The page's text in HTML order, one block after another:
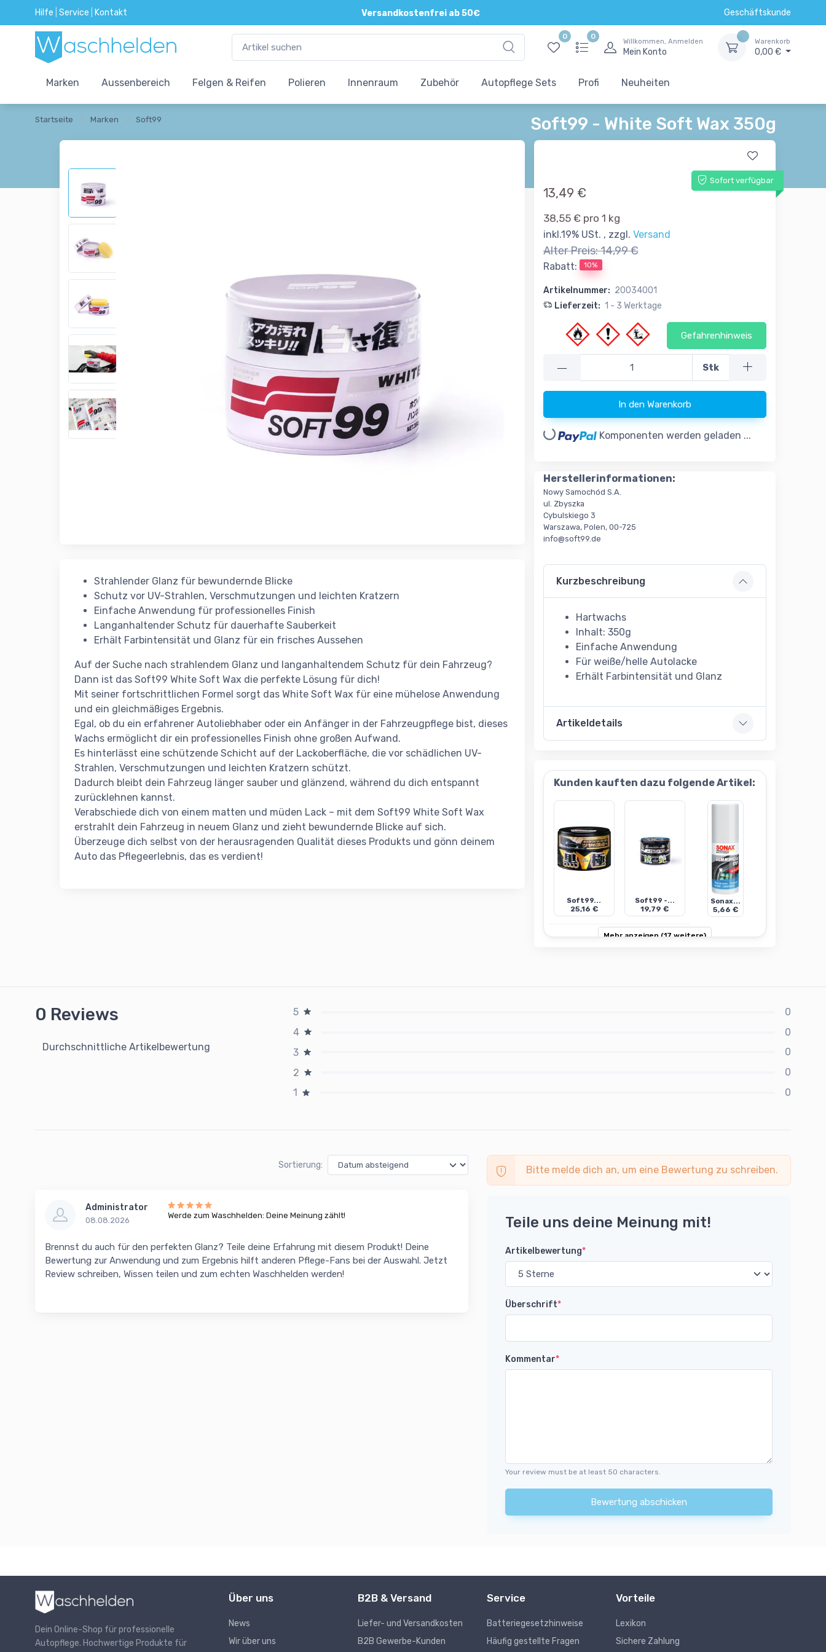
Hilfe Service Kontakt Versandkostenfrei ab 50€ Geschäftskunde
0 0
Willkommen, Anmelden
Mein Konto
Warenkorb
0,00 €
Marken Aussenbereich Felgen & Reifen Polieren Innenraum Zubehör Autopflege Sets Profi Neuheiten
Startseite Marken Soft99 Soft99 - White Soft Wax 350g
Strahlender Glanz für bewundernde Blicke
Schutz vor UV-Strahlen, Verschmutzungen und leichten Kratzern
Einfache Anwendung für professionelles Finish
Langanhaltender Schutz für dauerhafte Sauberkeit
Erhält Farbintensität und Glanz für ein frisches Aussehen
Auf der Suche nach strahlendem Glanz und langanhaltendem Schutz für dein Fahrzeug?
Dann ist das Soft99 White Soft Wax die perfekte Lösung für dich!
Mit seiner fortschrittlichen Formel sorgt das White Soft Wax für eine mühelose Anwendung
und ein gleichmäßiges Ergebnis.
Egal, ob du ein erfahrener Autoliebhaber oder ein Anfänger in der Fahrzeugpflege bist, dieses
Wachs ermöglicht dir ein professionelles Finish ohne großen Aufwand.
Es hinterlässt eine schützende Schicht auf der Lackoberfläche, die vor schädlichen UV-
Strahlen, Verschmutzungen und leichten Kratzern schützt.
Dadurch bleibt dein Fahrzeug länger sauber und glänzend, während du dich entspannt
zurücklehnen kannst.
Verabschiede dich von einem matten und müden Lack – mit dem Soft99 White Soft Wax
erstrahlt dein Fahrzeug in neuem Glanz und zieht bewundernde Blicke auf sich.
Überzeuge dich selbst von der herausragenden Qualität dieses Produkts und gönn deinem
Auto das Pflegeerlebnis, das es verdient!
Sofort verfügbar
13,49 €
38,55 € pro 1 kg
inkl.19% USt. , zzgl. Versand
Alter Preis:14,99 €
Rabatt: 10%
Artikelnummer: 20034001
Lieferzeit: 1 - 3 Werktage
Gefahrenhinweis
— Stk
In den Warenkorb
Loading... Komponenten werden geladen ...
Herstellerinformationen:
Nowy Samochód S.A.
ul. Zbyszka
Cybulskiego 3
Warszawa, Polen, 00-725
info@soft99.de
Kurzbeschreibung
Hartwachs
Inhalt: 350g
Einfache Anwendung
Für weiße/helle Autolacke
Erhält Farbintensität und Glanz
Artikeldetails
Kunden kauften dazu folgende Artikel:
Soft99...
25,16 €
Soft99 -...
19,79 €
Sonax...
5,66 €
Mehr anzeigen (17 weitere)
0 Reviews
Durchschnittliche Artikelbewertung
5
0
4
0
3
0
2
0
1
0
Sortierung:
Administrator
08.08.2026
Werde zum Waschhelden: Deine Meinung zählt!
Brennst du auch für den perfekten Glanz? Teile deine Erfahrung mit diesem Produkt! Deine
Bewertung zur Anwendung und zum Ergebnis hilft anderen Pflege-Fans bei der Auswahl. Jetzt
Review schreiben, Wissen teilen und zum echten Waschhelden werden!
Bitte melde dich an, um eine Bewertung zu schreiben.
Teile uns deine Meinung mit!
Artikelbewertung*
Überschrift*
Kommentar*
Your review must be at least 50 characters.
Bewertung abschicken
Dein Online-Shop für professionelle
Autopflege. Hochwertige Produkte für
Über uns
News
Wir über uns
B2B & Versand
Liefer- und Versandkosten
B2B Gewerbe-Kunden
Service
Batteriegesetzhinweise
Häufig gestellte Fragen
Vorteile
Lexikon
Sichere Zahlung